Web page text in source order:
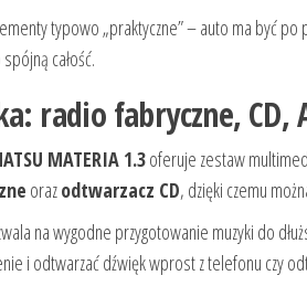
typowo „praktyczne” – auto ma być po
całość.
radio fabryczne, CD,
MATERIA 1.3oferuje zestaw
orazodtwarzacz CD, dzięki czemu
na wygodne przygotowanie muzyki do
i odtwarzać dźwięk wprost z telefonu czy